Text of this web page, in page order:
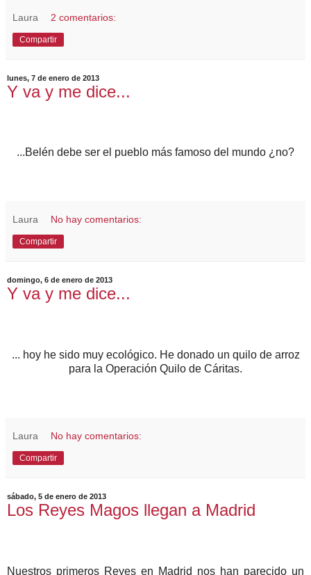
Laura 2 comentarios:
Compartir
lunes, 7 de enero de 2013
Y va y me dice...
...Belén debe ser el pueblo más famoso del mundo ¿no?
Laura No hay comentarios:
Compartir
domingo, 6 de enero de 2013
Y va y me dice...
... hoy he sido muy ecológico. He donado un quilo de arroz
para la Operación Quilo de Cáritas.
Laura No hay comentarios:
Compartir
sábado, 5 de enero de 2013
Los Reyes Magos llegan a Madrid
Nuestros primeros Reyes en Madrid nos han parecido un